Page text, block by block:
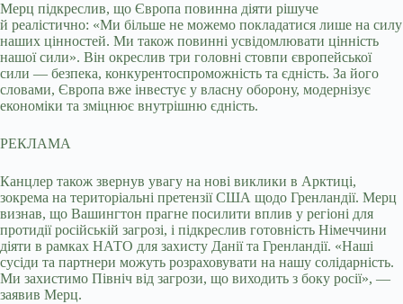
Мерц підкреслив, що Європа повинна діяти рішуче
й реалістично: «Ми більше не можемо покладатися лише на силу
наших цінностей. Ми також повинні усвідомлювати цінність
нашої сили». Він окреслив три головні стовпи європейської
сили — безпека, конкурентоспроможність та єдність. За його
словами, Європа вже інвестує у власну оборону, модернізує
економіки та зміцнює внутрішню єдність.
РЕКЛАМА
Канцлер також звернув увагу на нові виклики в Арктиці,
зокрема на територіальні претензії США щодо Гренландії. Мерц
визнав, що Вашингтон прагне посилити вплив у регіоні для
протидії російській загрозі, і підкреслив готовність Німеччини
діяти в рамках НАТО для захисту Данії та Гренландії. «Наші
сусіди та партнери можуть розраховувати на нашу солідарність.
Ми захистимо Північ від загрози, що виходить з боку росії», —
заявив Мерц.